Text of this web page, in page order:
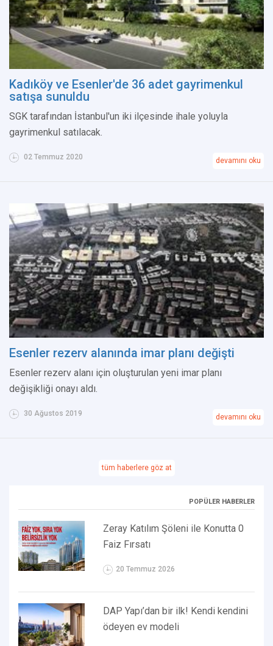
Kadıköy ve Esenler'de 36 adet gayrimenkul
satışa sunuldu
SGK tarafından İstanbul'un iki ilçesinde ihale yoluyla
gayrimenkul satılacak.
02 Temmuz 2020 devamını oku
Esenler rezerv alanında imar planı değişti
Esenler rezerv alanı için oluşturulan yeni imar planı
değişikliği onayı aldı.
30 Ağustos 2019 devamını oku
tüm haberlere göz at
POPÜLER HABERLER
Zeray Katılım Şöleni ile Konutta 0
Faiz Fırsatı
20 Temmuz 2026
DAP Yapı’dan bir ilk! Kendi kendini
ödeyen ev modeli